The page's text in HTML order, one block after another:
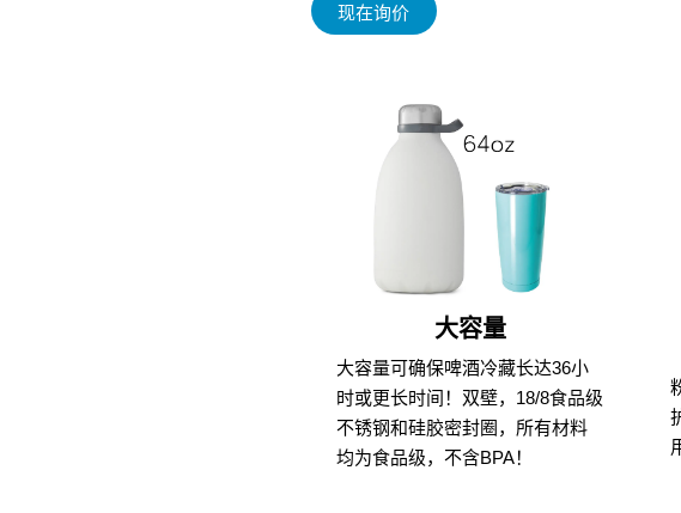
现在询价
大容量
大容量可确保啤酒冷藏长达36小
时或更长时间！双壁，18/8食品级
不锈钢和硅胶密封圈，所有材料
均为食品级，不含BPA！